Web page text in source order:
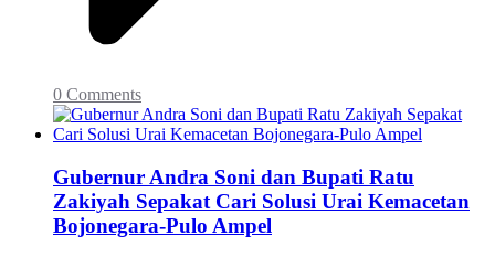
0 Comments
Gubernur Andra Soni dan Bupati Ratu
Zakiyah Sepakat Cari Solusi Urai Kemacetan
Bojonegara-Pulo Ampel